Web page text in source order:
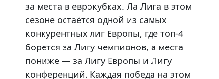
за места в еврокубках. Ла Лига в этом
сезоне остаётся одной из самых
конкурентных лиг Европы, где топ-4
борется за Лигу чемпионов, а места
пониже — за Лигу Европы и Лигу
конференций. Каждая победа на этом